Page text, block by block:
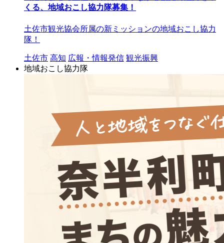
くる、地域おこし協力隊募集！
土佐市観光協会所属の新ミッションの地域おこし協力
隊！
土佐市 高知 広報・情報発信 観光振興
地域おこし協力隊